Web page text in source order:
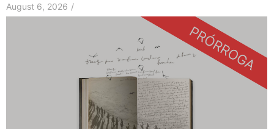
August 6, 2026 /